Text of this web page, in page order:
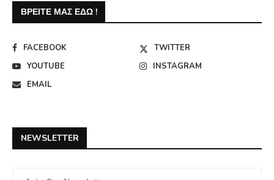
ΒΡΕΊΤΕ ΜΑΣ ΕΔΏ !
FACEBOOK
TWITTER
YOUTUBE
INSTAGRAM
EMAIL
NEWSLETTER